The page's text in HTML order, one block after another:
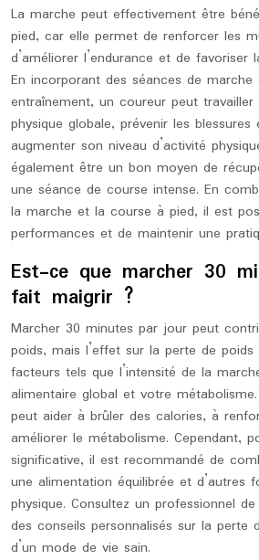
La marche peut effectivement être
pied, car elle permet de renforcer les
d’améliorer l’endurance et de favoriser
En incorporant des séances de marche
entraînement, un coureur peut
physique globale, prévenir les
augmenter son niveau d’activité
également être un bon moyen de
une séance de course intense. En
la marche et la course à pied, il est
performances et de maintenir une
Est-ce que marcher 30
fait maigrir ?
Marcher 30 minutes par jour peut
poids, mais l’effet sur la perte de poids
facteurs tels que l’intensité de la
alimentaire global et votre
peut aider à brûler des calories, à
améliorer le métabolisme. Cependant,
significative, il est recommandé de
une alimentation équilibrée et d’autres
physique. Consultez un professionnel
des conseils personnalisés sur la perte
d’un mode de vie sain.